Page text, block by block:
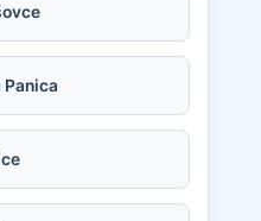
Panica